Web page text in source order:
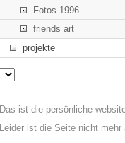
Fotos 1996
friends art
projekte
Das ist die persönliche
Leider ist die Seite nicht